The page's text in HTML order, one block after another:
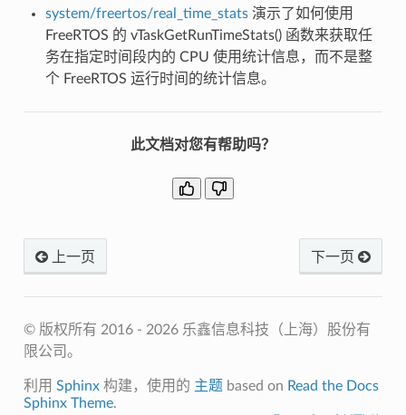
system/freertos/real_time_stats演示了如何使用
FreeRTOS 的 vTaskGetRunTimeStats() 函数来获取任
务在指定时间段内的 CPU 使用统计信息，而不是整
个 FreeRTOS 运行时间的统计信息。
此文档对您有帮助吗？
上一页 下一页
© 版权所有 2016 - 2026 乐鑫信息科技（上海）股份有
限公司。
利用 Sphinx构建，使用的 主题 based on Read the Docs
Sphinx Theme.